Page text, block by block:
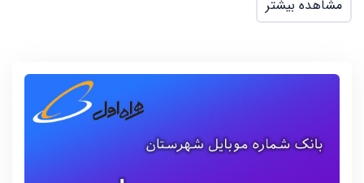
شماره موبایل موجود میباشد.
مشاهده بیشتر